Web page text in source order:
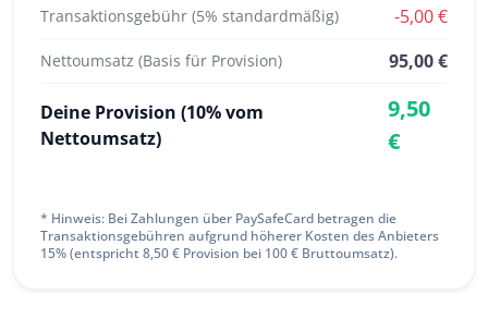
Transaktionsgebühr (5% standardmäßig) -5,00 €
Nettoumsatz (Basis für Provision) 95,00 €
Deine Provision (10% vom
Nettoumsatz)
9,50
€
* Hinweis: Bei Zahlungen über PaySafeCard betragen die
Transaktionsgebühren aufgrund höherer Kosten des Anbieters
15% (entspricht 8,50 € Provision bei 100 € Bruttoumsatz).